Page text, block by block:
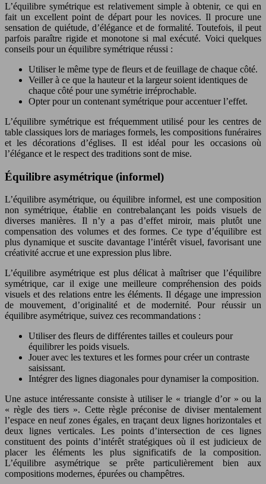
L’équilibre symétrique est relativement simple à obtenir, ce qui en
fait un excellent point de départ pour les novices. Il procure une
sensation de quiétude, d’élégance et de formalité. Toutefois, il peut
parfois paraître rigide et monotone si mal exécuté. Voici quelques
conseils pour un équilibre symétrique réussi :
Utiliser le même type de fleurs et de feuillage de chaque côté.
Veiller à ce que la hauteur et la largeur soient identiques de
chaque côté pour une symétrie irréprochable.
Opter pour un contenant symétrique pour accentuer l’effet.
L’équilibre symétrique est fréquemment utilisé pour les centres de
table classiques lors de mariages formels, les compositions funéraires
et les décorations d’églises. Il est idéal pour les occasions où
l’élégance et le respect des traditions sont de mise.
Équilibre asymétrique (informel)
L’équilibre asymétrique, ou équilibre informel, est une composition
non symétrique, établie en contrebalançant les poids visuels de
diverses manières. Il n’y a pas d’effet miroir, mais plutôt une
compensation des volumes et des formes. Ce type d’équilibre est
plus dynamique et suscite davantage l’intérêt visuel, favorisant une
créativité accrue et une expression plus libre.
L’équilibre asymétrique est plus délicat à maîtriser que l’équilibre
symétrique, car il exige une meilleure compréhension des poids
visuels et des relations entre les éléments. Il dégage une impression
de mouvement, d’originalité et de modernité. Pour réussir un
équilibre asymétrique, suivez ces recommandations :
Utiliser des fleurs de différentes tailles et couleurs pour
équilibrer les poids visuels.
Jouer avec les textures et les formes pour créer un contraste
saisissant.
Intégrer des lignes diagonales pour dynamiser la composition.
Une astuce intéressante consiste à utiliser le « triangle d’or » ou la
« règle des tiers ». Cette règle préconise de diviser mentalement
l’espace en neuf zones égales, en traçant deux lignes horizontales et
deux lignes verticales. Les points d’intersection de ces lignes
constituent des points d’intérêt stratégiques où il est judicieux de
placer les éléments les plus significatifs de la composition.
L’équilibre asymétrique se prête particulièrement bien aux
compositions modernes, épurées ou champêtres.